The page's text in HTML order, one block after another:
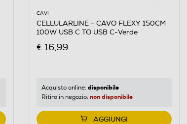
CAVI
CELLULARLINE - CAVO FLEXY 150CM
100W USB C TO USB C-Verde
€ 16,99
Acquisto online: disponibile
Ritiro in negozio: non disponibile
AGGIUNGI